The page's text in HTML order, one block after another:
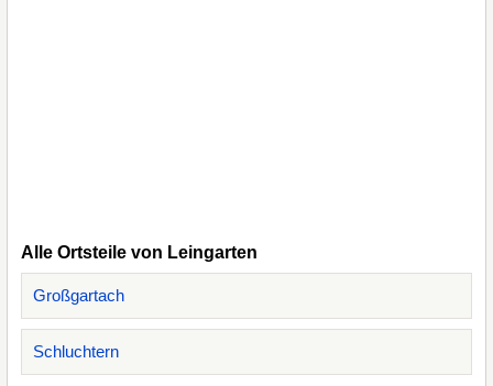
Alle Ortsteile von Leingarten
Großgartach
Schluchtern